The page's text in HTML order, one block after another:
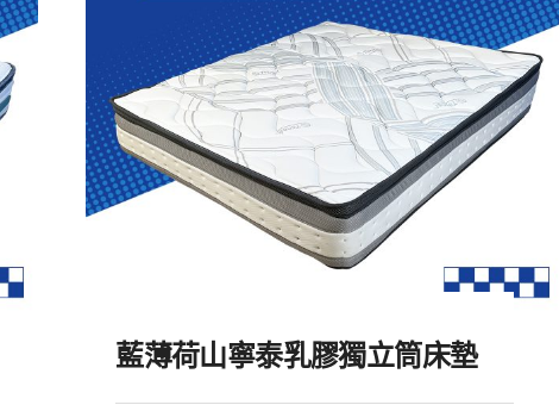
藍薄荷山寧泰乳膠獨立筒床墊